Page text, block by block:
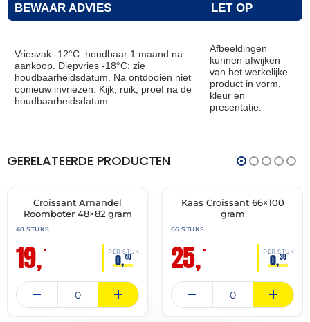
BEWAAR ADVIES LET OP
Vriesvak -12°C: houdbaar 1 maand na
aankoop. Diepvries -18°C: zie
houdbaarheidsdatum. Na ontdooien niet
opnieuw invriezen. Kijk, ruik, proef na de
houdbaarheidsdatum.
Afbeeldingen
kunnen afwijken
van het werkelijke
product in vorm,
kleur en
presentatie.
GERELATEERDE PRODUCTEN
🔥 OP=OP
THT:
30-
Croissant Amandel
Roomboter 48×82 gram
48 STUKS
19,– PER STUK
0,40
🔥 OP=OP
Kaas Croissant 66×100
gram
66 STUKS
25,– PER STUK
0,38